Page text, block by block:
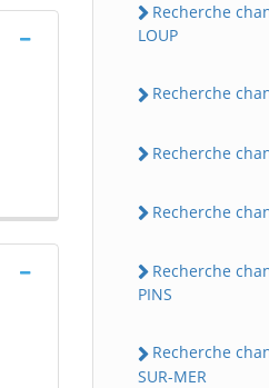
Recherche
LOUP
Recherche
Recherche
Recherche
Recherche
PINS
Recherche
SUR-MER